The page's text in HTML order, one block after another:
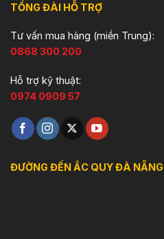
TỔNG ĐÀI HỖ TRỢ
Tư vấn mua hàng (miền Trung):
0868 300 200
Hỗ trợ kỹ thuật:
0974 0909 57
ĐƯỜNG ĐẾN ẮC QUY ĐÀ NẴNG